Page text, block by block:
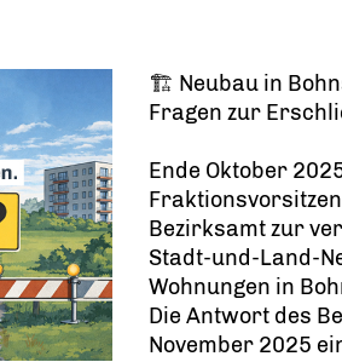
🏗️ Neubau in
Fragen zur
Ende Oktober
Bezirksamt zur
Stadt-und-Land-
Wohnungen in
Die Antwort des
November 2025